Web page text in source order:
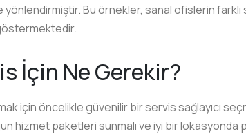
yönlendirmiştir. Bu örnekler, sanal ofislerin
İçin Ne Gerekir?
için öncelikle güvenilir bir servis sağlayıcı
hizmet paketleri sunmalı ve iyi bir lokasyonda